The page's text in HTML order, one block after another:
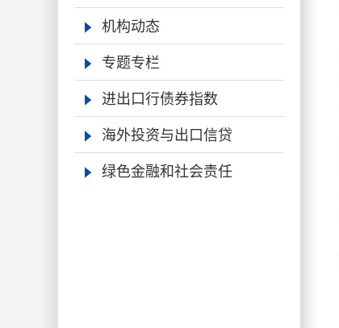
机构动态
专题专栏
进出口行债券指数
海外投资与出口信贷
绿色金融和社会责任